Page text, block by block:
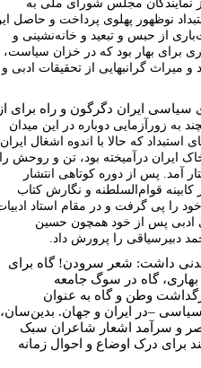
نوظهور پهلوی پرداخت و حاصل
از حبس و تبعید و خانه‌نشینی و
برای بهار بود که در خزان سیاست،
میراث گرانبهایی از تحقیقات ادبی و
در شهریور ۱۳۲۰، فضای سیاسی ایران دگرگون و راه برای
به زورآزمایی دوباره در این میدان
که حالا با اندوه اشغال ایران
ایران درآمیخته بود، تن و روحش را
آمد. پس از دوره کوتاهی انتشار
قوام‌السلطنه و نگارش کتاب
را پی گرفت و در مقام استاد
ادبی پس از خود همچون حسین
دبیرسیاقی را پرورش داد.
داشت: شعر سرودن! گاه برای
گاه در سوگ جامعه
وطن و گاه به عنوان
–در ایران و جهان. بدین‌سان،
و سرآمد اشعار شاعران سبک
برای درک اوضاع و احوال زمانه